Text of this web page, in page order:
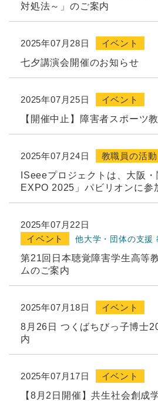
対処法～」のご案内
2025年07月28日
イベント
七夕講演会開催のお知らせ
2025年07月25日
イベント
【開催中止】障害者スポーツ
2025年07月24日 教職員の活動
ISeeeプロジェクトは、大阪
EXPO 2025」パビリオンに参
2025年07月22日
イベント
他大学・団体の支援
第21回日本聴覚障害学生高等
ムのご案内
2025年07月18日
イベント
8月26日 つくばちびっ子博士
内
2025年07月17日
イベント
【8月2日開催】共生社会創成